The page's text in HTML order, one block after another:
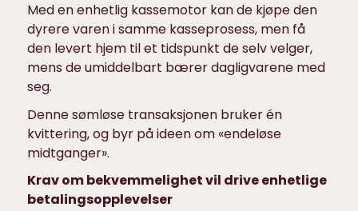
Med en enhetlig kassemotor kan de kjøpe den
dyrere varen i samme kasseprosess, men få
den levert hjem til et tidspunkt de selv velger,
mens de umiddelbart bærer dagligvarene med
seg.
Denne sømløse transaksjonen bruker én
kvittering, og byr på ideen om «endeløse
midtganger».
Krav om bekvemmelighet vil drive enhetlige
betalingsopplevelser